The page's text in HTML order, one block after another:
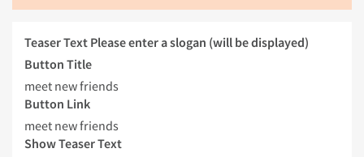
Teaser Text Please enter a slogan (will be displayed)
Button Title
meet new friends
Button Link
meet new friends
Show Teaser Text